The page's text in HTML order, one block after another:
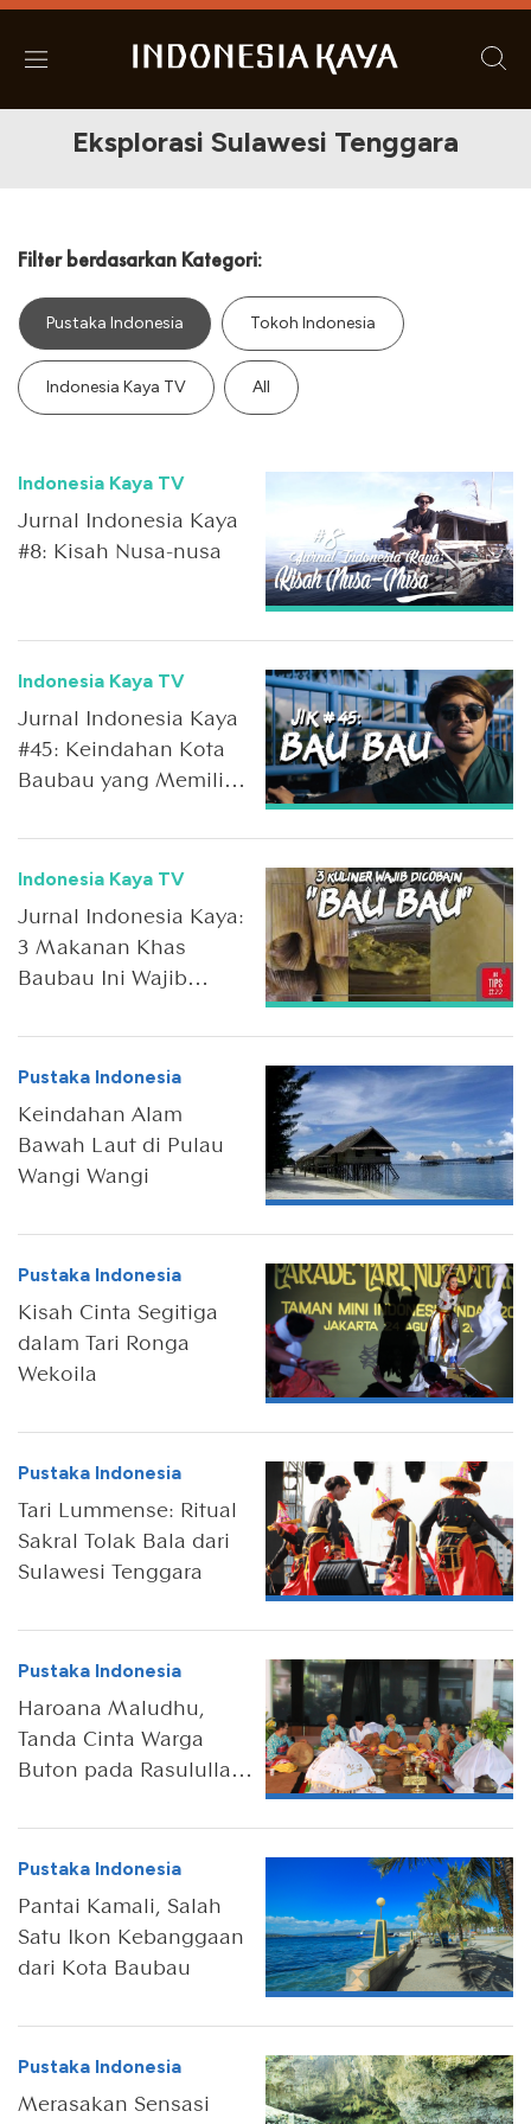
Eksplorasi Sulawesi Tenggara
Filter berdasarkan Kategori:
Pustaka Indonesia Tokoh Indonesia
Indonesia Kaya TV All
Indonesia Kaya TV
Jurnal Indonesia Kaya
#8: Kisah Nusa-nusa
Indonesia Kaya TV
Jurnal Indonesia Kaya
#45: Keindahan Kota
Baubau yang Memiliki
Dunia!
Indonesia Kaya TV
Jurnal Indonesia Kaya:
3 Makanan Khas
Baubau Ini Wajib
Pustaka Indonesia
Keindahan Alam
Bawah Laut di Pulau
Wangi Wangi
Pustaka Indonesia
Kisah Cinta Segitiga
dalam Tari Ronga
Wekoila
Pustaka Indonesia
Tari Lummense: Ritual
Sakral Tolak Bala dari
Sulawesi Tenggara
Pustaka Indonesia
Haroana Maludhu,
Tanda Cinta Warga
Buton pada Rasulullah
Pustaka Indonesia
Pantai Kamali, Salah
Satu Ikon Kebanggaan
dari Kota Baubau
Pustaka Indonesia
Merasakan Sensasi